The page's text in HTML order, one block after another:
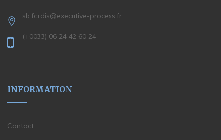
sb.fordis@executive-process.fr
(+0033) 06 24 42 60 24
INFORMATION
Contact